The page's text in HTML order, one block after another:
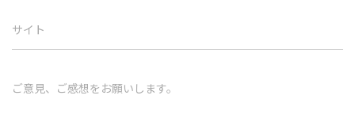
サイト
ご意見、ご感想をお願いします。